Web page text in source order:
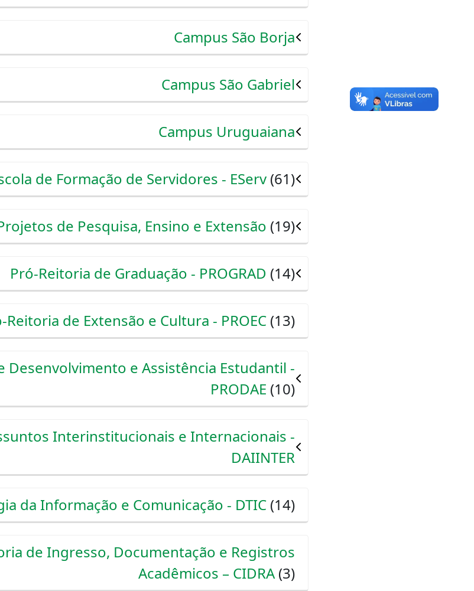
Campus São Borja
Campus São Gabriel
Campus Uruguaiana
de Formação de Servidores - EServ (61)
de Pesquisa, Ensino e Extensão (19)
Pró-Reitoria de Graduação - PROGRAD (14)
Reitoria de Extensão e Cultura - PROEC (13)
Desenvolvimento e Assistência Estudantil -
PRODAE (10)
Interinstitucionais e Internacionais -
DAIINTER
da Informação e Comunicação - DTIC (14)
de Ingresso, Documentação e Registros
Acadêmicos – CIDRA(3)